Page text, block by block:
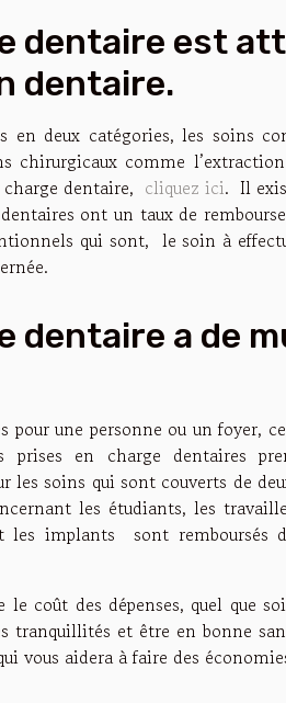
dentaire est
dentaire.
en deux catégories, les soins
chirurgicaux comme
dentaire, cliquez ici. Il
ont un taux de
qui sont, le soin à
dentaire a de
pour une personne ou un foyer,
prises en charge dentaires
les soins qui sont couverts de
les étudiants, les
les implants sont remboursés
coût des dépenses, quel que
tranquillités et être en bonne
vous aidera à faire des